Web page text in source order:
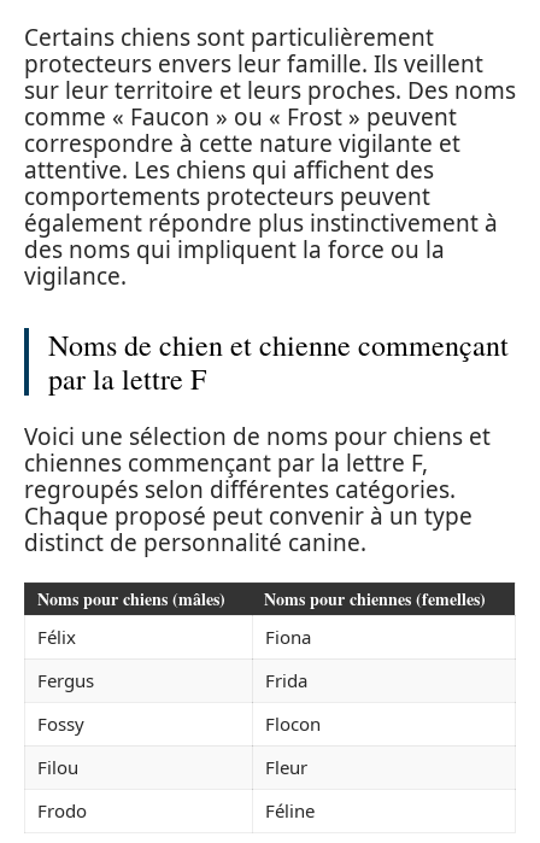
Certains chiens sont particulièrement
protecteurs envers leur famille. Ils veillent
sur leur territoire et leurs proches. Des noms
comme « Faucon » ou « Frost » peuvent
correspondre à cette nature vigilante et
attentive. Les chiens qui affichent des
comportements protecteurs peuvent
également répondre plus instinctivement à
des noms qui impliquent la force ou la
vigilance.
Noms de chien et chienne commençant
par la lettre F
Voici une sélection de noms pour chiens et
chiennes commençant par la lettre F,
regroupés selon différentes catégories.
Chaque proposé peut convenir à un type
distinct de personnalité canine.
Noms pour chiens (mâles) Noms pour chiennes (femelles)
Félix
Fiona
Fergus
Frida
Fossy
Flocon
Filou
Fleur
Frodo
Féline